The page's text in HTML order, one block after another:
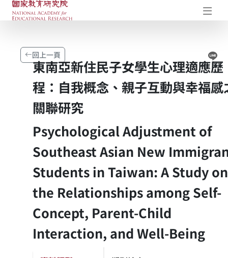
國家教育研究院-研究成果典藏庫
回上一頁
東南亞新住民子女學生心理適應歷
程：自我概念、親子互動與幸福感
關聯研究
Psychological Adjustment of
Southeast Asian New
Students in Taiwan: A Study on
the Relationships among Self-
Concept, Parent-Child
Interaction, and Well-Being